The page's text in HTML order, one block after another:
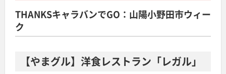
THANKSキャラバンでGO：山陽小野田市ウィー
ク
【やまグル】洋食レストラン「レガル」